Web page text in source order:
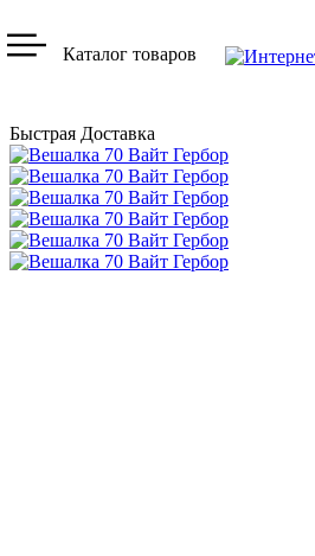
Быстрая Доставка
Каталог товаров